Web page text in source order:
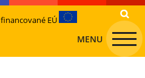
EÚ
MENU